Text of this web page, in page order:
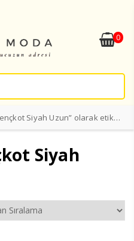
0
Siyah Uzun” olarak etiketlendi
Siyah